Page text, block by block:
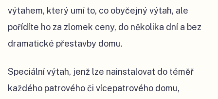
výtahem, který umí to, co obyčejný výtah, ale
pořídíte ho za zlomek ceny, do několika dní a bez
dramatické přestavby domu.
Speciální výtah, jenž lze nainstalovat do téměř
každého patrového či vícepatrového domu,